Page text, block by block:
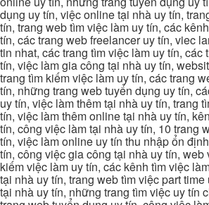
dụng uy tín, việc online tại nhà uy tín,
tín, trang web tìm việc làm uy tín, các
tín, các trang web freelancer uy tín, viec
tin nhat, các trang tìm việc làm uy tín, các
tín, việc làm gia công tại nhà uy tín,
trang tìm kiếm việc làm uy tín, các trang
tín, những trang web tuyển dụng uy tín,
uy tín, việc làm thêm tại nhà uy tín, trang
tín, việc làm thêm online tại nhà uy tín,
tín, công việc làm tại nhà uy tín, 10 trang
tín, việc làm online uy tín thu nhập ổn
tín, công việc gia công tại nhà uy tín, web
kiếm việc làm uy tín, các kênh tìm việc
tại nhà uy tín, trang web tìm việc part
tại nhà uy tín, những trang tìm việc uy tín